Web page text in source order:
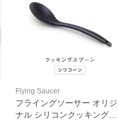
Flying Saucer
フライングソーサー オリジ
ナル シリコンクッキングス